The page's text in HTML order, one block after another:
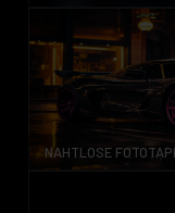
NAHTLOSE